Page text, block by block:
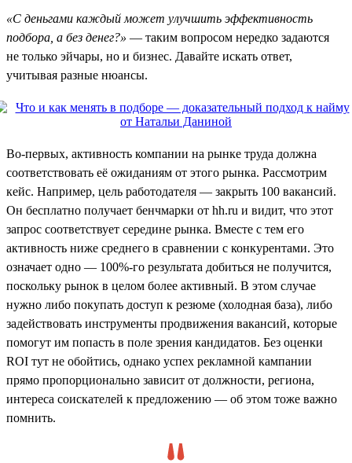
«С деньгами каждый может улучшить эффективность
подбора, а без денег?» — таким вопросом нередко задаются
не только эйчары, но и бизнес. Давайте искать ответ,
учитывая разные нюансы.
Во-первых, активность компании на рынке труда должна
соответствовать её ожиданиям от этого рынка. Рассмотрим
кейс. Например, цель работодателя — закрыть 100 вакансий.
Он бесплатно получает бенчмарки от hh.ru и видит, что этот
запрос соответствует середине рынка. Вместе с тем его
активность ниже среднего в сравнении с конкурентами. Это
означает одно — 100%-го результата добиться не получится,
поскольку рынок в целом более активный. В этом случае
нужно либо покупать доступ к резюме (холодная база), либо
задействовать инструменты продвижения вакансий, которые
помогут им попасть в поле зрения кандидатов. Без оценки
ROI тут не обойтись, однако успех рекламной кампании
прямо пропорционально зависит от должности, региона,
интереса соискателей к предложению — об этом тоже важно
помнить.